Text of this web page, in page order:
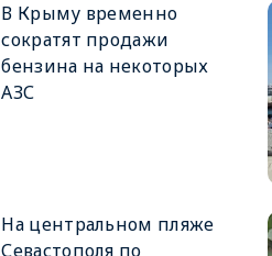
В Крыму временно
сократят продажи
бензина на некоторых
АЗС
На центральном пляже
Севастополя по